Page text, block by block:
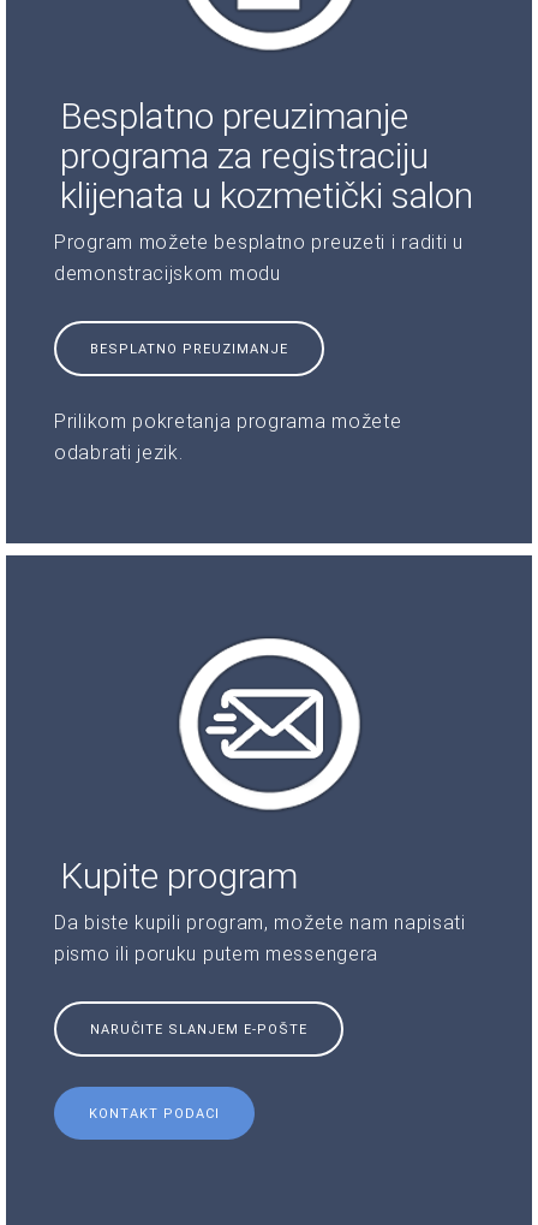
Besplatno preuzimanje
programa za registraciju
klijenata u kozmetički salon
Program možete besplatno preuzeti i raditi u
demonstracijskom modu
BESPLATNO PREUZIMANJE
Prilikom pokretanja programa možete
odabrati jezik.
Kupite program
Da biste kupili program, možete nam napisati
pismo ili poruku putem messengera
NARUČITE SLANJEM E-POŠTE
KONTAKT PODACI